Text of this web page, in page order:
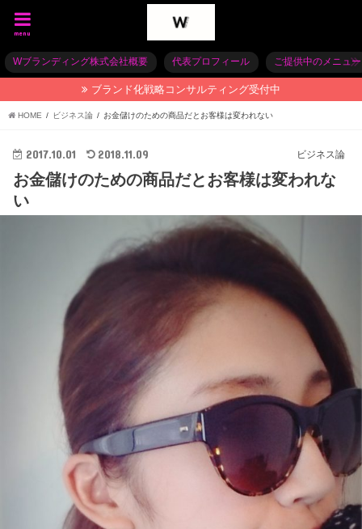
menu
Wブランディング株式会社概要 代表プロフィール ご提供中のメニュー
ブランド化戦略コンサルティング受付中
HOME ビジネス論 お金儲けのための商品だとお客様は変われない
ビジネス論
2017.10.01 2018.11.09
お金儲けのための商品だとお客様は変われな
い